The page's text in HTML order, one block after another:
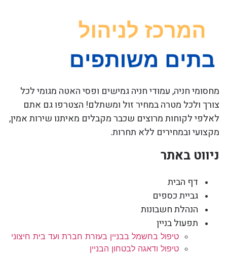
מחסומי חניה, עמודי חניה גמישים ופסי האטה מגומי לכל
צורך ולכל מטרה במחיר זול ומשתלם! הצטרפו גם אתם
לאלפי לקוחות מרוצים שכבר מקבלים מאיתנו שירות אמין,
מקצועי ובמחירים ללא תחרות.
ניווט באתר
דף הבית
גביית כספים
הנהלת חשבונות
תפעול בניין
טיפול בחשמל בבניין בעזרת חברת ועד בית חיצוני
טיפול ודאגה לבטחון הבניין